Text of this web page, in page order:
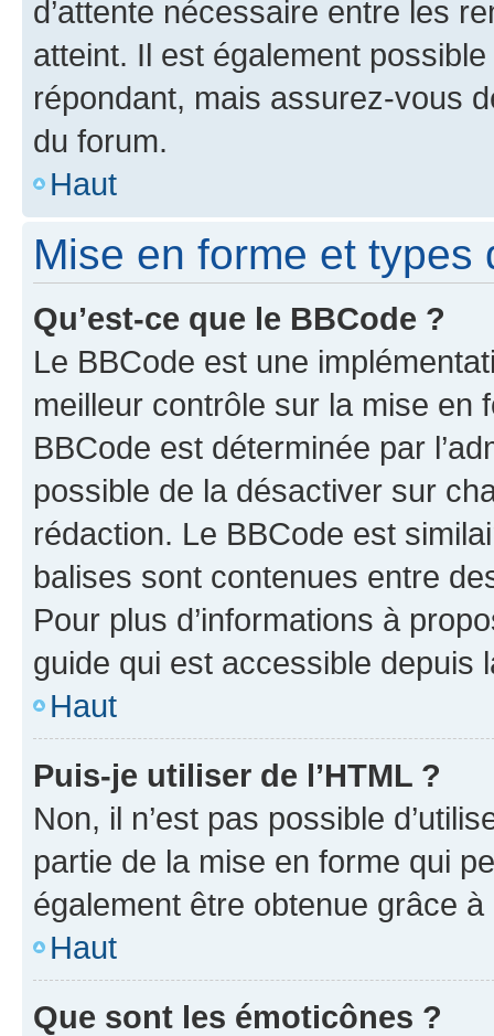
d’attente nécessaire entre les
atteint. Il est également
répondant, mais assurez-vous
du forum.
Haut
Mise en forme et types
Qu’est-ce que le BBCode ?
Le BBCode est une
meilleur contrôle sur la mise en
BBCode est déterminée par
possible de la désactiver sur
rédaction. Le BBCode est
balises sont contenues entre
Pour plus d’informations à
guide qui est accessible depuis
Haut
Puis-je utiliser de l’HTML ?
Non, il n’est pas possible
partie de la mise en forme qui
également être obtenue grâce à
Haut
Que sont les émoticônes ?